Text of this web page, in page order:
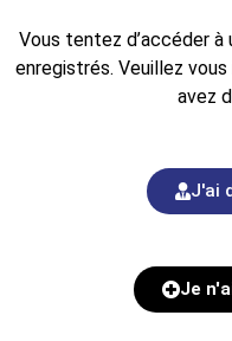
Vous tentez d’accéder à
enregistrés. Veuillez
avez
J'ai
Je